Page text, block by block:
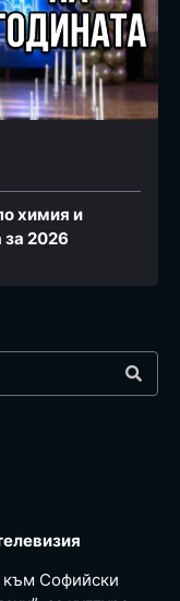
химия и
за 2026
към Софийски